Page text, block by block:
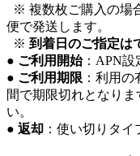
※ 複数枚ご購入の場
便で発送します。
※ 到着日のご指定は
● ご利用開始：APN設
● ご利用期限 ：利用
間で期限切れとなり
い。
● 返却 ：使い切りタイ